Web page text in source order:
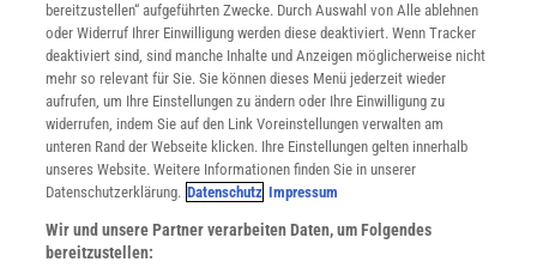
Datenschutz
Nutzungsbedingungen
Cookie-Einstellungen
Utiq verwalten
Nutzungsbasierte Onlinewerbung
Alle Artikel
Impressum
Angebote für Schulen
Angebote für Institutionen
bereitzustellen“ aufgeführten Zwecke. Durch Auswahl von Alle ablehnen
oder Widerruf Ihrer Einwilligung werden diese deaktiviert. Wenn Tracker
deaktiviert sind, sind manche Inhalte und Anzeigen möglicherweise nicht
mehr so relevant für Sie. Sie können dieses Menü jederzeit wieder
aufrufen, um Ihre Einstellungen zu ändern oder Ihre Einwilligung zu
widerrufen, indem Sie auf den Link Voreinstellungen verwalten am
unteren Rand der Webseite klicken. Ihre Einstellungen gelten innerhalb
unseres Website. Weitere Informationen finden Sie in unserer
Datenschutzerklärung. Datenschutz Impressum
Wir und unsere Partner verarbeiten Daten, um Folgendes
bereitzustellen: